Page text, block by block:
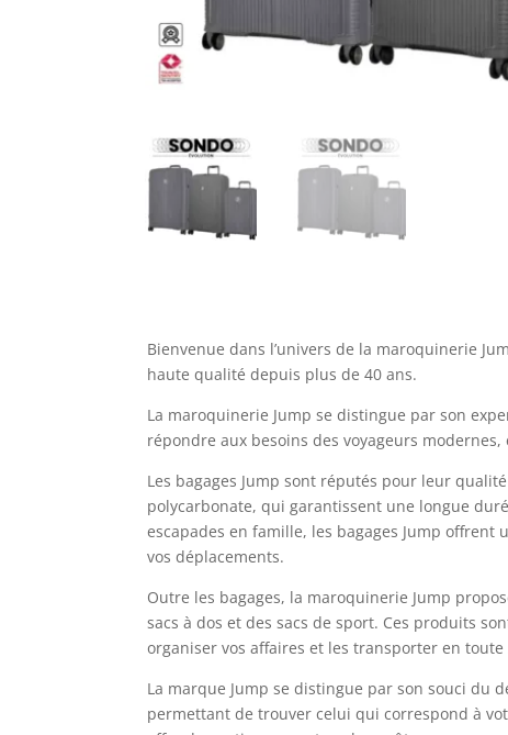
Bienvenue dans l’univers de la maroquinerie
haute qualité depuis plus de 40 ans.
La maroquinerie Jump se distingue par son
répondre aux besoins des voyageurs
Les bagages Jump sont réputés pour leur
polycarbonate, qui garantissent une longue
escapades en famille, les bagages Jump
vos déplacements.
Outre les bagages, la maroquinerie Jump
sacs à dos et des sacs de sport. Ces produits
organiser vos affaires et les transporter en
La marque Jump se distingue par son souci du
permettant de trouver celui qui correspond à